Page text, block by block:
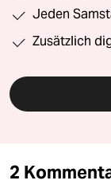
Jeden
Zusätzlich
2